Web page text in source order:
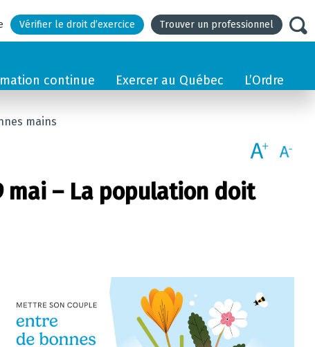
Vérifier le droit d’exercice Trouver un professionnel
continue Exercer au Québec L’Ordre
mains
mai – La population doit